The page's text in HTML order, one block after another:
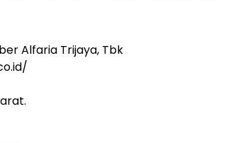
Alfaria Trijaya, Tbk